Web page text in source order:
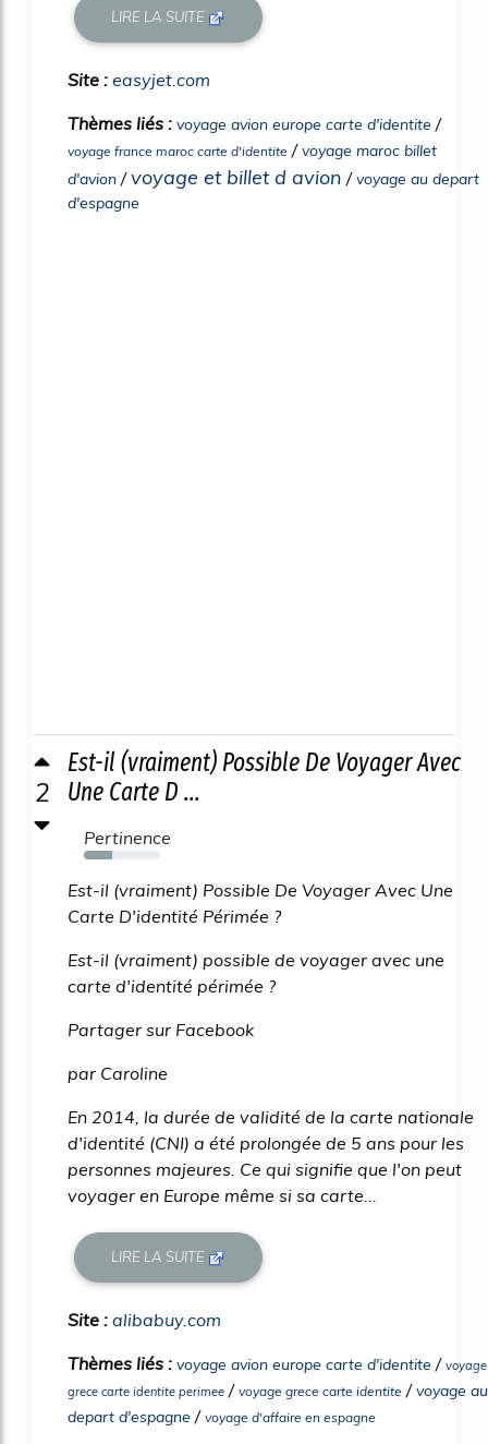
LIRE LA SUITE
Site : easyjet.com
Thèmes liés : voyage avion europe carte d'identite /
voyage france maroc carte d'identite /voyage maroc billet
d'avion /voyage et billet d avion /voyage au depart
d'espagne
2
Est-il (vraiment) Possible De Voyager Avec
Une Carte D ...
Pertinence
37%
Est-il (vraiment) Possible De Voyager Avec Une
Carte D'identité Périmée ?
Est-il (vraiment) possible de voyager avec une
carte d'identité périmée ?
Partager sur Facebook
par Caroline
En 2014, la durée de validité de la carte nationale
d'identité (CNI) a été prolongée de 5 ans pour les
personnes majeures. Ce qui signifie que l'on peut
voyager en Europe même si sa carte...
LIRE LA SUITE
Site : alibabuy.com
Thèmes liés : voyage avion europe carte d'identite / voyage
grece carte identite perimee / voyage grece carte identite /voyage au
depart d'espagne / voyage d'affaire en espagne